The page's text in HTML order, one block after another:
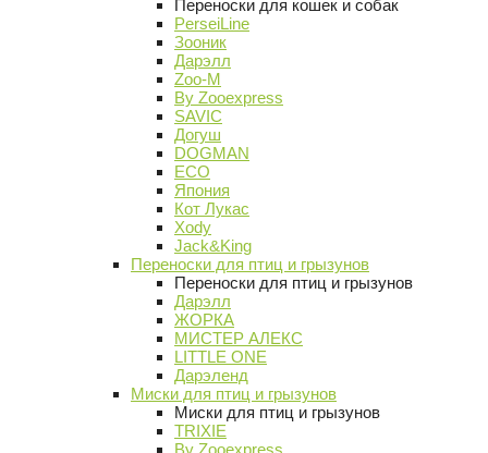
Переноски для кошек и собак
PerseiLine
Зооник
Дарэлл
Zoo-M
By Zooexpress
SAVIC
Догуш
DOGMAN
ECO
Япония
Кот Лукас
Xody
Jack&King
Переноски для птиц и грызунов
Переноски для птиц и грызунов
Дарэлл
ЖОРКА
МИСТЕР АЛЕКС
LITTLE ONE
Дарэленд
Миски для птиц и грызунов
Миски для птиц и грызунов
TRIXIE
By Zooexpress